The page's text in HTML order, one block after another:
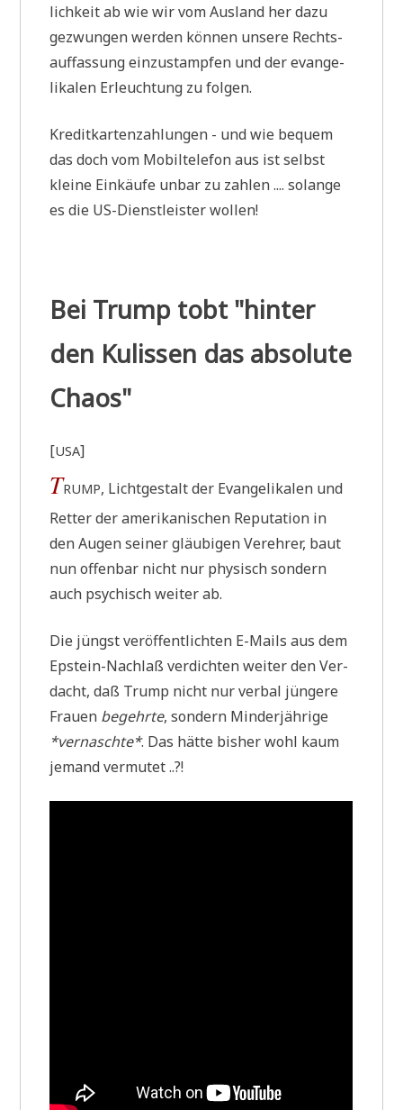
lich­keit ab wie wir vom Aus­land her dazu
gezwun­gen wer­den kön­nen unse­re Rechts­
auf­fas­sung ein­zu­stamp­fen und der evan­ge­
li­ka­len Erleuch­tung zu folgen.
Kre­dit­kar­ten­zah­lun­gen - und wie bequem
das doch vom Mobil­te­le­fon aus ist selbst
klei­ne Ein­käu­fe unbar zu zah­len .... solan­ge
es die US-Dienst­lei­ster wollen!
Bei Trump tobt "hinter
den Kulissen das absolute
Chaos"
[USA]
TRUMP, Licht­ge­stalt der Evan­ge­li­ka­len und
Ret­ter der ame­ri­ka­ni­schen Repu­ta­ti­on in
den Augen sei­ner gläu­bi­gen Ver­eh­rer, baut
nun offen­bar nicht nur phy­sisch son­dern
auch psy­chisch wei­ter ab.
Die jüngst ver­öf­fent­lich­ten E-Mails aus dem
Epstein-Nach­laß ver­dich­ten wei­ter den Ver­
dacht, daß Trump nicht nur ver­bal jün­ge­re
Frau­en begehr­te, son­dern Min­der­jäh­ri­ge
*ver­nasch­te*. Das hät­te bis­her wohl kaum
jemand vermutet ..?!